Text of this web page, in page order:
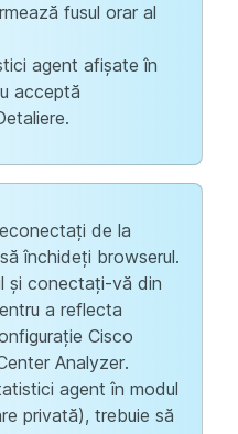
fusul orar al
agent afișate în
acceptă
de la
închideți browserul.
și conectați-vă din
a reflecta
Cisco
Analyzer.
agent în modul
privată), trebuie să